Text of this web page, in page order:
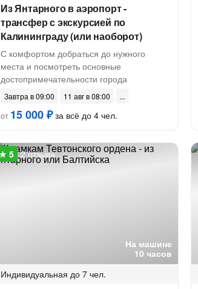
Из Янтарного в аэропорт -
трансфер с экскурсией по
Калининграду (или наоборот)
С комфортом добраться до нужного
места и посмотреть основные
достопримечательности города
Завтра в 09:00
11 авг в 08:00
от 15 000 ₽за всё до 4 чел.
На машине
10 часов
2 отзыва
Индивидуальная до 7 чел.